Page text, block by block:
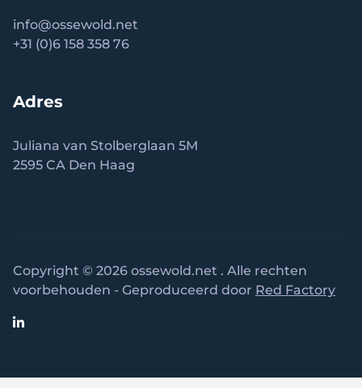
info@ossewold.net
+31 (0)6 158 358 76
Adres
Juliana van Stolberglaan 5M
2595 CA Den Haag
Copyright © 2026 ossewold.net . Alle rechten
voorbehouden - Geproduceerd door Red Factory